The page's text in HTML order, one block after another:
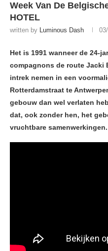
Week Van De
HOTEL
written by Luminous Dash
Het is 1991 wanneer de 24-
compagnons de route Jacki
intrek nemen in een
Rotterdamstraat te
gebouw dan wel verlaten
dat, ook zonder hen, het
vruchtbare samenwerkingen.